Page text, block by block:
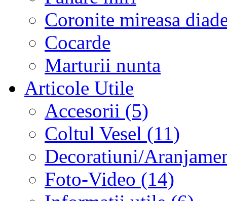
Coronite mireasa
Cocarde
Marturii nunta
Articole Utile
Accesorii (5)
Coltul Vesel (11)
Decoratiuni/
Foto-Video (14)